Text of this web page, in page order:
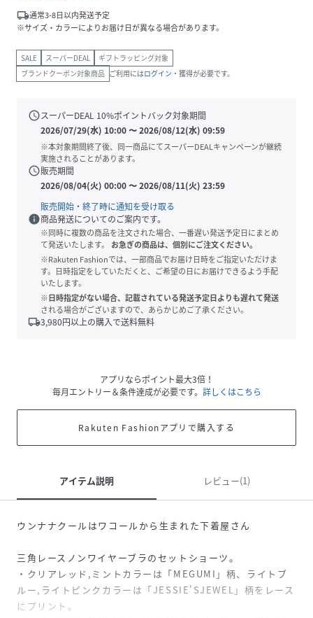
local_shipping通常3-8日以内発送予定
※サイズ・カラーによりお届け日が異なる場合があります。
SALE スーパーDEAL
ギフトラッピング対象
ブランドクーポン対象商品 ご利用にはログイン ・獲得が必要です。
scheduleスーパーDEAL 10%ポイントバック対象期間
2026/07/29(水) 10:00〜2026/08/12(水) 09:59
※本対象期間終了後、同一商品にてスーパーDEALキャンペーンが継続
実施されることがあります。
schedule販売期間
2026/08/04(火) 00:00〜2026/08/11(火) 23:59
販売開始・終了時に通知を受け取る
info商品発送についてのご案内です。
※同時に複数の商品を注文された場合、一番遅い発送予定日にまとめ
て発送いたします。
お急ぎの商品は、個別にご注文ください。
※Rakuten Fashionでは、一部商品でお届け日時をご指定いただけま
す。日時指定をしていただくと、ご希望の日にお届けできるよう手配
いたします。
※日時指定がない場合、記載されている発送予定日よりも遅れて発送
される場合がございますので、あらかじめご了承ください。
local_shipping3,980円以上の購入で送料無料
アプリならポイント最大3倍！
毎月エントリー＆条件達成が必要です。 詳しくはこちら
Rakuten Fashionアプリで購入する
アイテム説明 レビュー(1)
ウンナナクールはワコールから生まれた下着屋さん
三角レースノンワイヤーブラのセットショーツ。
・クリアレッド,ミントカラーは「MEGUMI」柄、ライトブ
ルー,ライトピンクカラーは「JESSIE'SJEWEL」柄をレース
にプリント。